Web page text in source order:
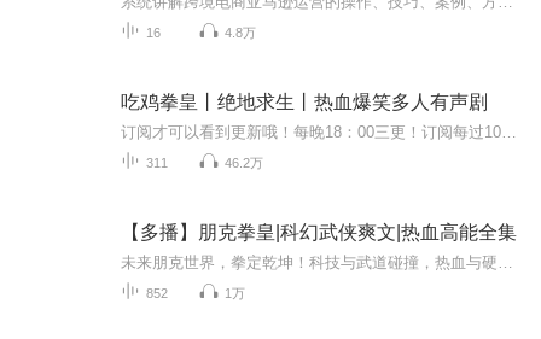
16 4.8万
吃鸡拳皇丨绝地求生丨热血爆笑多人有声剧
311 46.2万
【多播】朋克拳皇|科幻武侠爽文|热血高能全集
852 1万